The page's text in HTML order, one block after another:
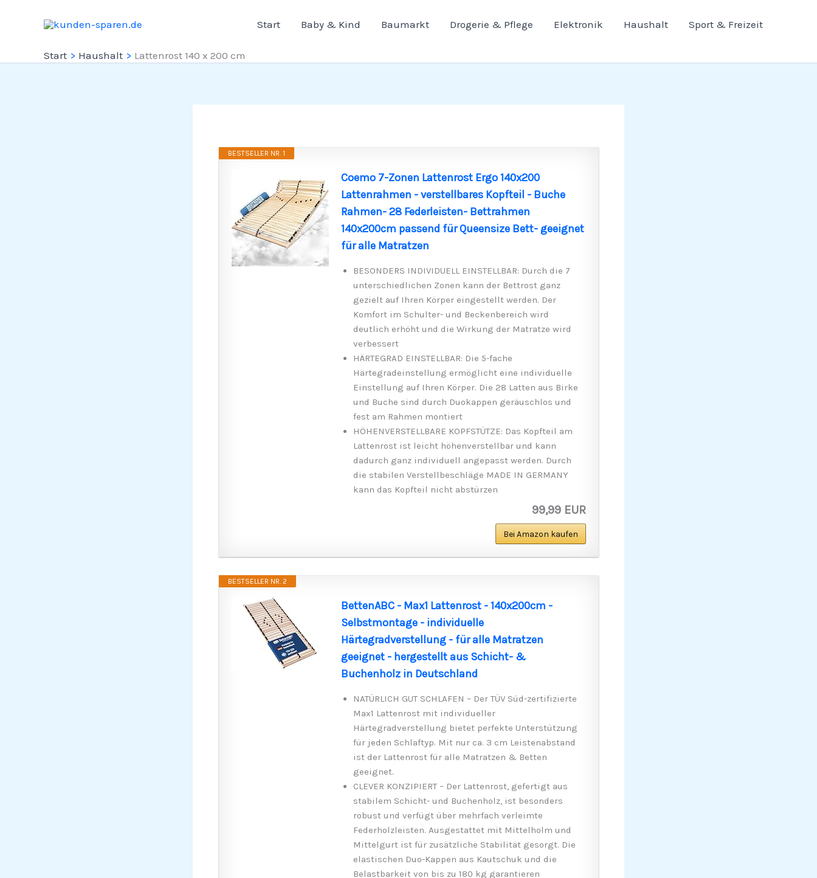
Start Baby & Kind Baumarkt Drogerie & Pflege Elektronik Haushalt Sport & Freizeit
Start Haushalt Lattenrost 140 x 200 cm
BESTSELLER NR. 1
Coemo 7-Zonen Lattenrost Ergo 140x200
Lattenrahmen - verstellbares Kopfteil - Buche
Rahmen- 28 Federleisten- Bettrahmen
140x200cm passend für Queensize Bett- geeignet
für alle Matratzen
BESONDERS INDIVIDUELL EINSTELLBAR: Durch die 7
unterschiedlichen Zonen kann der Bettrost ganz
gezielt auf Ihren Körper eingestellt werden. Der
Komfort im Schulter- und Beckenbereich wird
deutlich erhöht und die Wirkung der Matratze wird
verbessert
HÄRTEGRAD EINSTELLBAR: Die 5-fache
Härtegradeinstellung ermöglicht eine individuelle
Einstellung auf Ihren Körper. Die 28 Latten aus Birke
und Buche sind durch Duokappen geräuschlos und
fest am Rahmen montiert
HÖHENVERSTELLBARE KOPFSTÜTZE: Das Kopfteil am
Lattenrost ist leicht höhenverstellbar und kann
dadurch ganz individuell angepasst werden. Durch
die stabilen Verstellbeschläge MADE IN GERMANY
kann das Kopfteil nicht abstürzen
99,99 EUR
Bei Amazon kaufen
BESTSELLER NR. 2
BettenABC - Max1 Lattenrost - 140x200cm -
Selbstmontage - individuelle
Härtegradverstellung - für alle Matratzen
geeignet - hergestellt aus Schicht- &
Buchenholz in Deutschland
NATÜRLICH GUT SCHLAFEN – Der TÜV Süd-zertifizierte
Max1 Lattenrost mit individueller
Härtegradverstellung bietet perfekte Unterstützung
für jeden Schlaftyp. Mit nur ca. 3 cm Leistenabstand
ist der Lattenrost für alle Matratzen & Betten
geeignet.
CLEVER KONZIPIERT – Der Lattenrost, gefertigt aus
stabilem Schicht- und Buchenholz, ist besonders
robust und verfügt über mehrfach verleimte
Federholzleisten. Ausgestattet mit Mittelholm und
Mittelgurt ist für zusätzliche Stabilität gesorgt. Die
elastischen Duo-Kappen aus Kautschuk und die
Belastbarkeit von bis zu 180 kg garantieren